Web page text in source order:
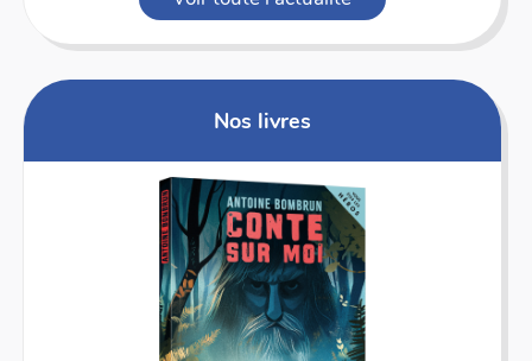
Nos livres